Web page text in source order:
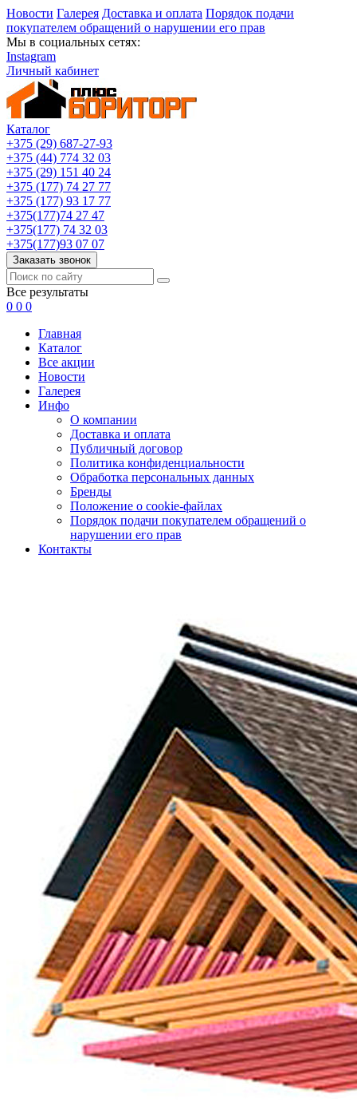
Новости Галерея Доставка и оплата Порядок подачи
покупателем обращений о нарушении его прав
Мы в социальных сетях:
Instagram
Личный кабинет
Каталог
+375 (29) 687-27-93
+375 (44) 774 32 03
+375 (29) 151 40 24
+375 (177) 74 27 77
+375 (177) 93 17 77
+375(177)74 27 47
+375(177) 74 32 03
+375(177)93 07 07
Заказать звонок
Все результаты
0 0 0
Главная
Каталог
Все акции
Новости
Галерея
Инфо
О компании
Доставка и оплата
Публичный договор
Политика конфиденциальности
Обработка персональных данных
Бренды
Положение о cookie-файлах
Порядок подачи покупателем обращений о
нарушении его прав
Контакты